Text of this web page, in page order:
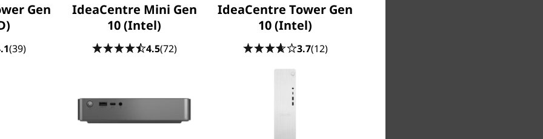
tout le nécessaire
facilement tous vos appareils indispensables avec les
options de ports. Cet ordinateur de bureau adapté à un
quotidien permet des transferts de données rapides et des
de fichiers instantanés, pour faciliter votre travail.
Gen
(39)
IdeaCentre Mini Gen
10 (Intel)
4.5(72)
IdeaCentre Tower Gen
10 (Intel)
3.7(12)